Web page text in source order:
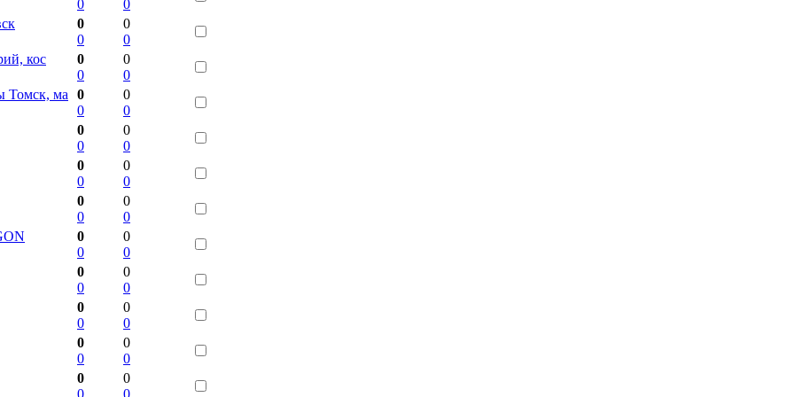
0
0
0
0
0
0
кос
0
0
0
0
Томск, ма
0
0
0
0
0
0
0
0
0
0
0
0
0
0
0
0
0
0
0
0
0
0
0
0
0
0
0
0
0
0
0
0
0
0
0
0